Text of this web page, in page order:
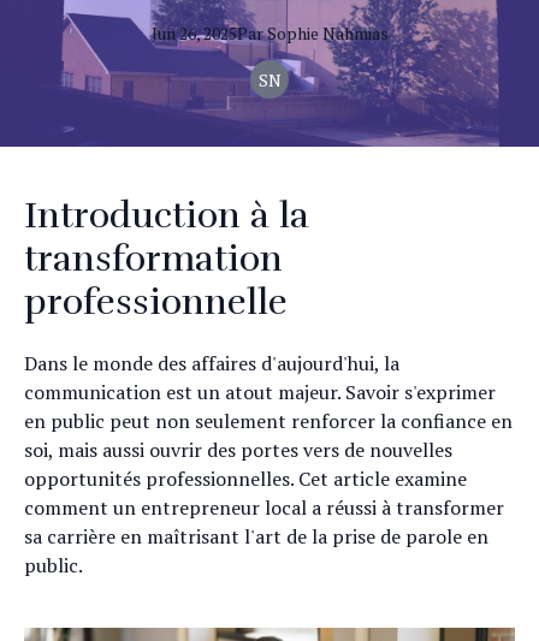
Jun 26, 2025ParSophie Nahmias
SN
Introduction à la
transformation
professionnelle
Dans le monde des affaires d'aujourd'hui, la
communication est un atout majeur. Savoir s'exprimer
en public peut non seulement renforcer la confiance en
soi, mais aussi ouvrir des portes vers de nouvelles
opportunités professionnelles. Cet article examine
comment un entrepreneur local a réussi à transformer
sa carrière en maîtrisant l'art de la prise de parole en
public.